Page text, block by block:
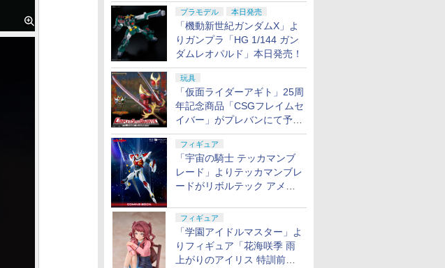
プラモデル 本日発売
「機動新世紀ガンダムX」よ
りガンプラ「HG 1/144 ガン
ダムレオパルド」本日発売！
玩具
「仮面ライダーアギト」25周
年記念商品「CSGフレイムセ
イバー」がプレバンにて予約
開始
フィギュア
「宇宙の騎士 テッカマンブ
レード」よりテッカマンブレ
ードがリボルテック アメイ
定
フィギュア
「学園アイドルマスター」よ
りフィギュア「花海咲季 雨
上がりのアイリス 特訓前